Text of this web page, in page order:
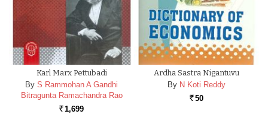
Karl Marx Pettubadi
By S Rammohan A Gandhi
Bitragunta Ramachandra Rao
Rs. 1,699
Ardha Sastra Nigantuvu
By N Koti Reddy
Rs. 50